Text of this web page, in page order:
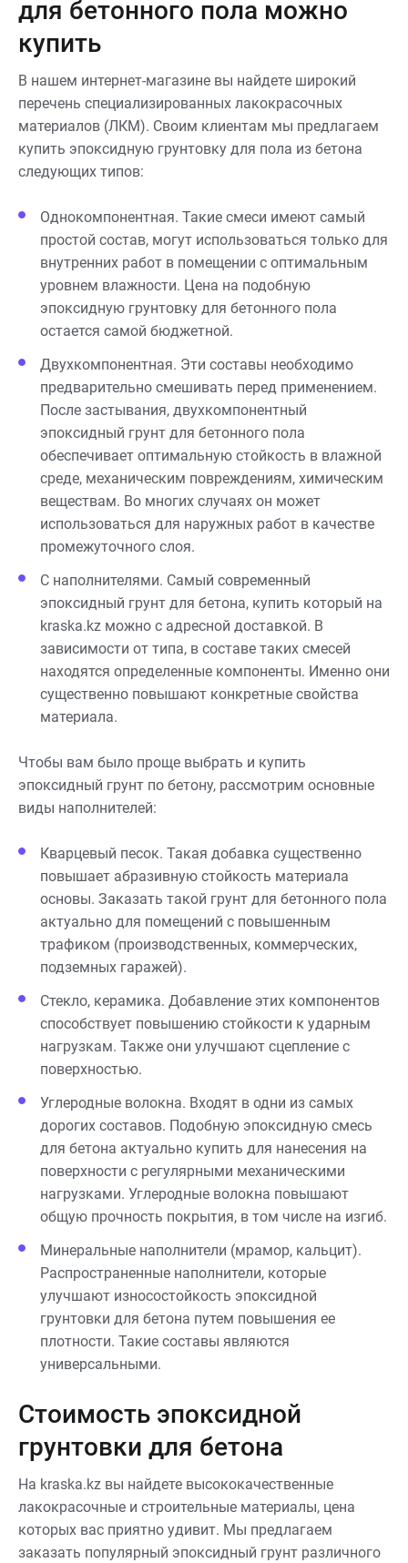
для бетонного пола можно
купить
В нашем интернет-магазине вы найдете широкий
перечень специализированных лакокрасочных
материалов (ЛКМ). Своим клиентам мы предлагаем
купить эпоксидную грунтовку для пола из бетона
следующих типов:
Однокомпонентная. Такие смеси имеют самый
простой состав, могут использоваться только для
внутренних работ в помещении с оптимальным
уровнем влажности. Цена на подобную
эпоксидную грунтовку для бетонного пола
остается самой бюджетной.
Двухкомпонентная. Эти составы необходимо
предварительно смешивать перед применением.
После застывания, двухкомпонентный
эпоксидный грунт для бетонного пола
обеспечивает оптимальную стойкость в влажной
среде, механическим повреждениям, химическим
веществам. Во многих случаях он может
использоваться для наружных работ в качестве
промежуточного слоя.
С наполнителями. Самый современный
эпоксидный грунт для бетона, купить который на
kraska.kz можно с адресной доставкой. В
зависимости от типа, в составе таких смесей
находятся определенные компоненты. Именно они
существенно повышают конкретные свойства
материала.
Чтобы вам было проще выбрать и купить
эпоксидный грунт по бетону, рассмотрим основные
виды наполнителей:
Кварцевый песок. Такая добавка существенно
повышает абразивную стойкость материала
основы. Заказать такой грунт для бетонного пола
актуально для помещений с повышенным
трафиком (производственных, коммерческих,
подземных гаражей).
Стекло, керамика. Добавление этих компонентов
способствует повышению стойкости к ударным
нагрузкам. Также они улучшают сцепление с
поверхностью.
Углеродные волокна. Входят в одни из самых
дорогих составов. Подобную эпоксидную смесь
для бетона актуально купить для нанесения на
поверхности с регулярными механическими
нагрузками. Углеродные волокна повышают
общую прочность покрытия, в том числе на изгиб.
Минеральные наполнители (мрамор, кальцит).
Распространенные наполнители, которые
улучшают износостойкость эпоксидной
грунтовки для бетона путем повышения ее
плотности. Такие составы являются
универсальными.
Стоимость эпоксидной
грунтовки для бетона
На kraska.kz вы найдете высококачественные
лакокрасочные и строительные материалы, цена
которых вас приятно удивит. Мы предлагаем
заказать популярный эпоксидный грунт различного